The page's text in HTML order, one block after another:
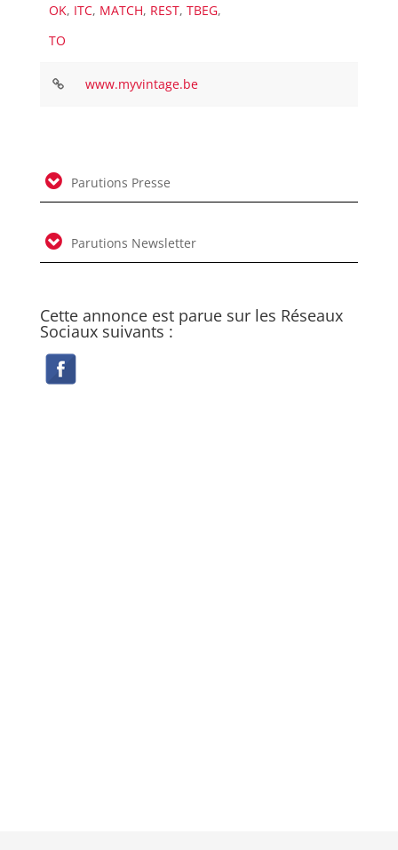
OK, ITC, MATCH, REST,TBEG,
TO
www.myvintage.be
Parutions Presse
Parutions Newsletter
Cette annonce est parue sur les Réseaux
Sociaux suivants :